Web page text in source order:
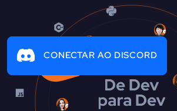
CONECTAR AO DISCORD